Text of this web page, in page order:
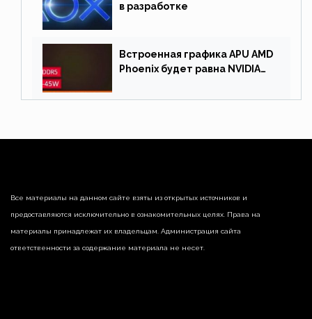
в разработке
Встроенная графика APU AMD
Phoenix будет равна NVIDIA
Все материалы на данном сайте взяты из открытых источников и
предоставляются исключительно в ознакомительных целях. Права на
материалы принадлежат их владельцам. Администрация сайта
ответственности за содержание материала не несет.